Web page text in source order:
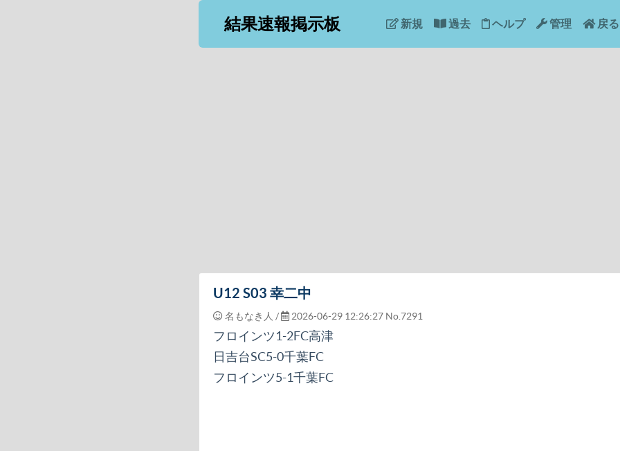
結果速報掲示板 新規 過去 ヘルプ 管理 戻る
U12 S03 幸二中
名もなき人 / 2026-06-29 12:26:27 No.7291
フロインツ1-2FC高津
日吉台SC5-0千葉FC
フロインツ5-1千葉FC